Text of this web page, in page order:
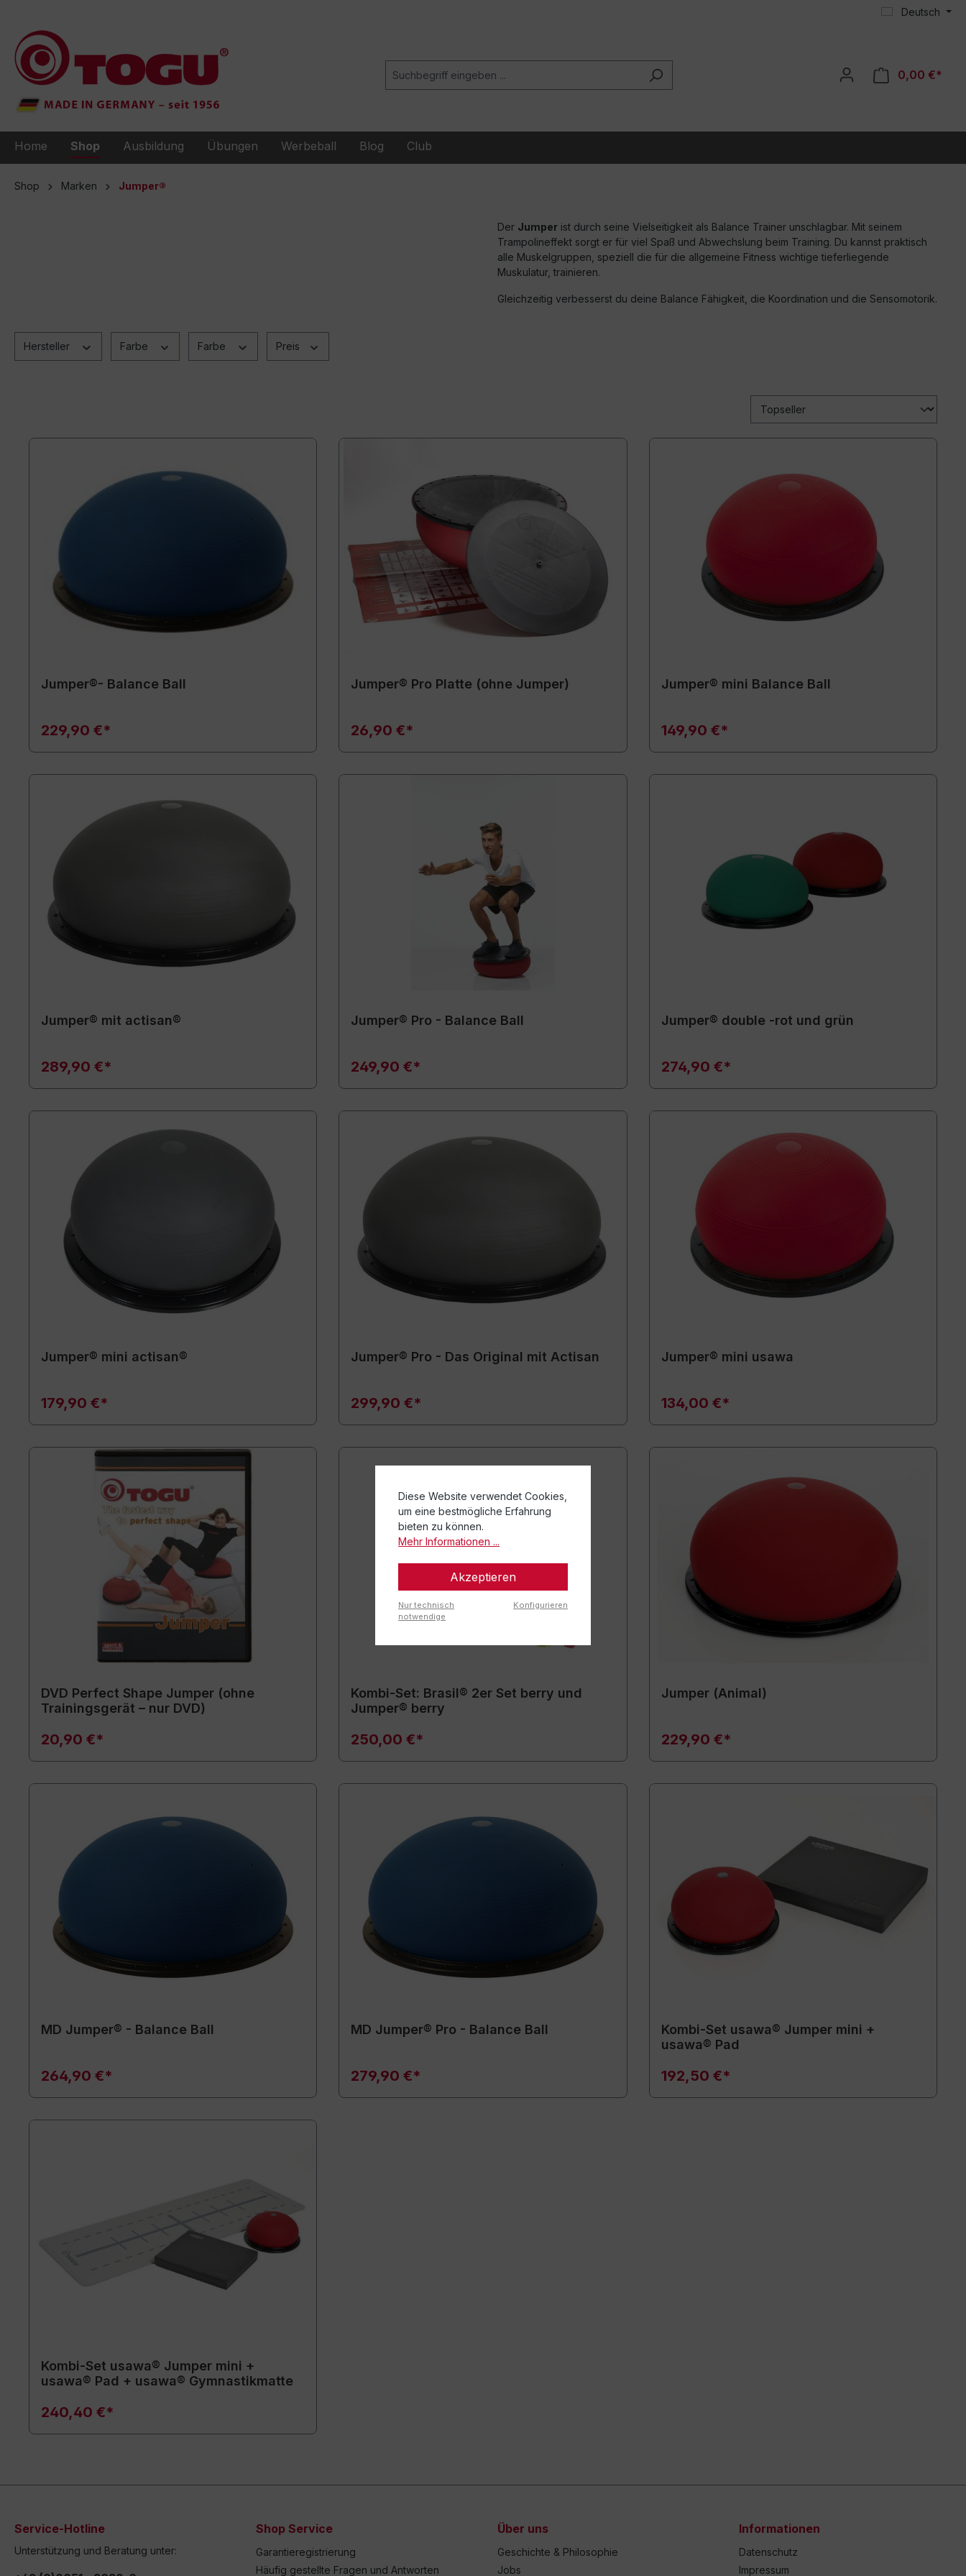
Deutsch
0,00 €*
Home Shop Ausbildung Übungen Werbeball Blog Club
Shop Marken Jumper®
Der Jumper ist durch seine Vielseitigkeit als Balance Trainer unschlagbar. Mit seinem
Trampolineffekt sorgt er für viel Spaß und Abwechslung beim Training. Du kannst praktisch
alle Muskelgruppen, speziell die für die allgemeine Fitness wichtige tieferliegende
Muskulatur, trainieren.
Gleichzeitig verbesserst du deine Balance Fähigkeit, die Koordination und die Sensomotorik.
Hersteller Farbe Farbe Preis
Jumper®- Balance Ball
229,90 €*
Jumper® Pro Platte (ohne Jumper)
26,90 €*
Jumper® mini Balance Ball
149,90 €*
Jumper® mit actisan®
289,90 €*
Jumper® Pro - Balance Ball
249,90 €*
Jumper® double -rot und grün
274,90 €*
Jumper® mini actisan®
179,90 €*
Jumper® Pro - Das Original mit Actisan
299,90 €*
Jumper® mini usawa
134,00 €*
DVD Perfect Shape Jumper (ohne
Trainingsgerät – nur DVD)
20,90 €*
Kombi-Set: Brasil® 2er Set berry und
Jumper® berry
250,00 €*
Jumper (Animal)
229,90 €*
MD Jumper® - Balance Ball
264,90 €*
MD Jumper® Pro - Balance Ball
279,90 €*
Kombi-Set usawa® Jumper mini +
usawa® Pad
192,50 €*
Kombi-Set usawa® Jumper mini +
usawa® Pad + usawa® Gymnastikmatte
240,40 €*
Service-Hotline
Unterstützung und Beratung unter:
Shop Service
Garantieregistrierung
Häufig gestellte Fragen und Antworten
Über uns
Geschichte & Philosophie
Jobs
Informationen
Datenschutz
Impressum
Diese Website verwendet Cookies,
um eine bestmögliche Erfahrung
bieten zu können.
Mehr Informationen ...
Akzeptieren
Nur technisch
notwendige
Konfigurieren